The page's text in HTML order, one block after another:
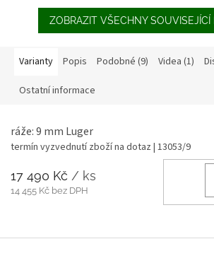
ZOBRAZIT VŠECHNY SOUVISEJÍCÍ
Varianty Popis Podobné (9) Videa (1)
Ostatní informace
ráže: 9 mm Luger
termín vyzvednutí zboží na dotaz | 13053/9
17 490 Kč / ks
14 455 Kč bez DPH